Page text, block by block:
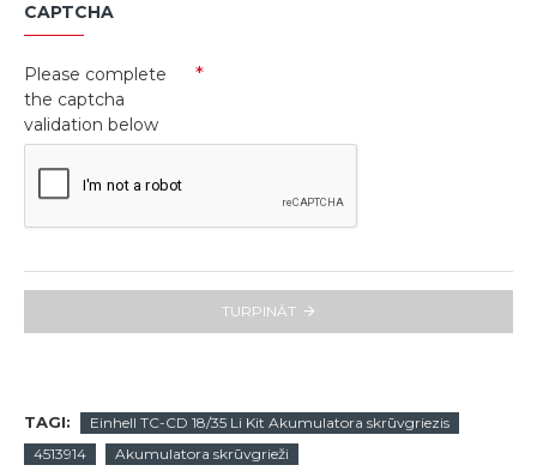
CAPTCHA
Please complete
the captcha
validation below
TURPINĀT
TAGI:
Einhell TC-CD 18/35 Li Kit Akumulatora skrūvgriezis
4513914
Akumulatora skrūvgrieži